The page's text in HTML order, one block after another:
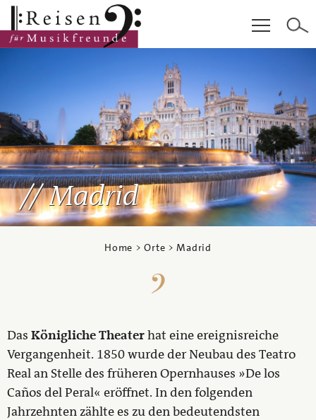
Hauptinhalt Fußzeile Cookie-Einstellungen
Madrid
Home >Orte > Madrid
Das Königliche Theaterhat eine ereignisreiche
Vergangenheit. 1850 wurde der Neubau des Teatro
Real an Stelle des früheren Opernhauses »De los
Caños del Peral« eröffnet. In den folgenden
Jahrzehnten zählte es zu den bedeutendsten